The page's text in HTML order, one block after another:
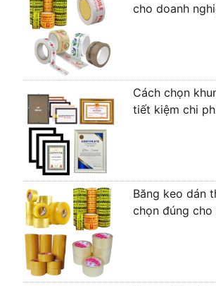
cho doanh
Cách chọn
tiết kiệm chi
Băng keo dán
chọn đúng cho